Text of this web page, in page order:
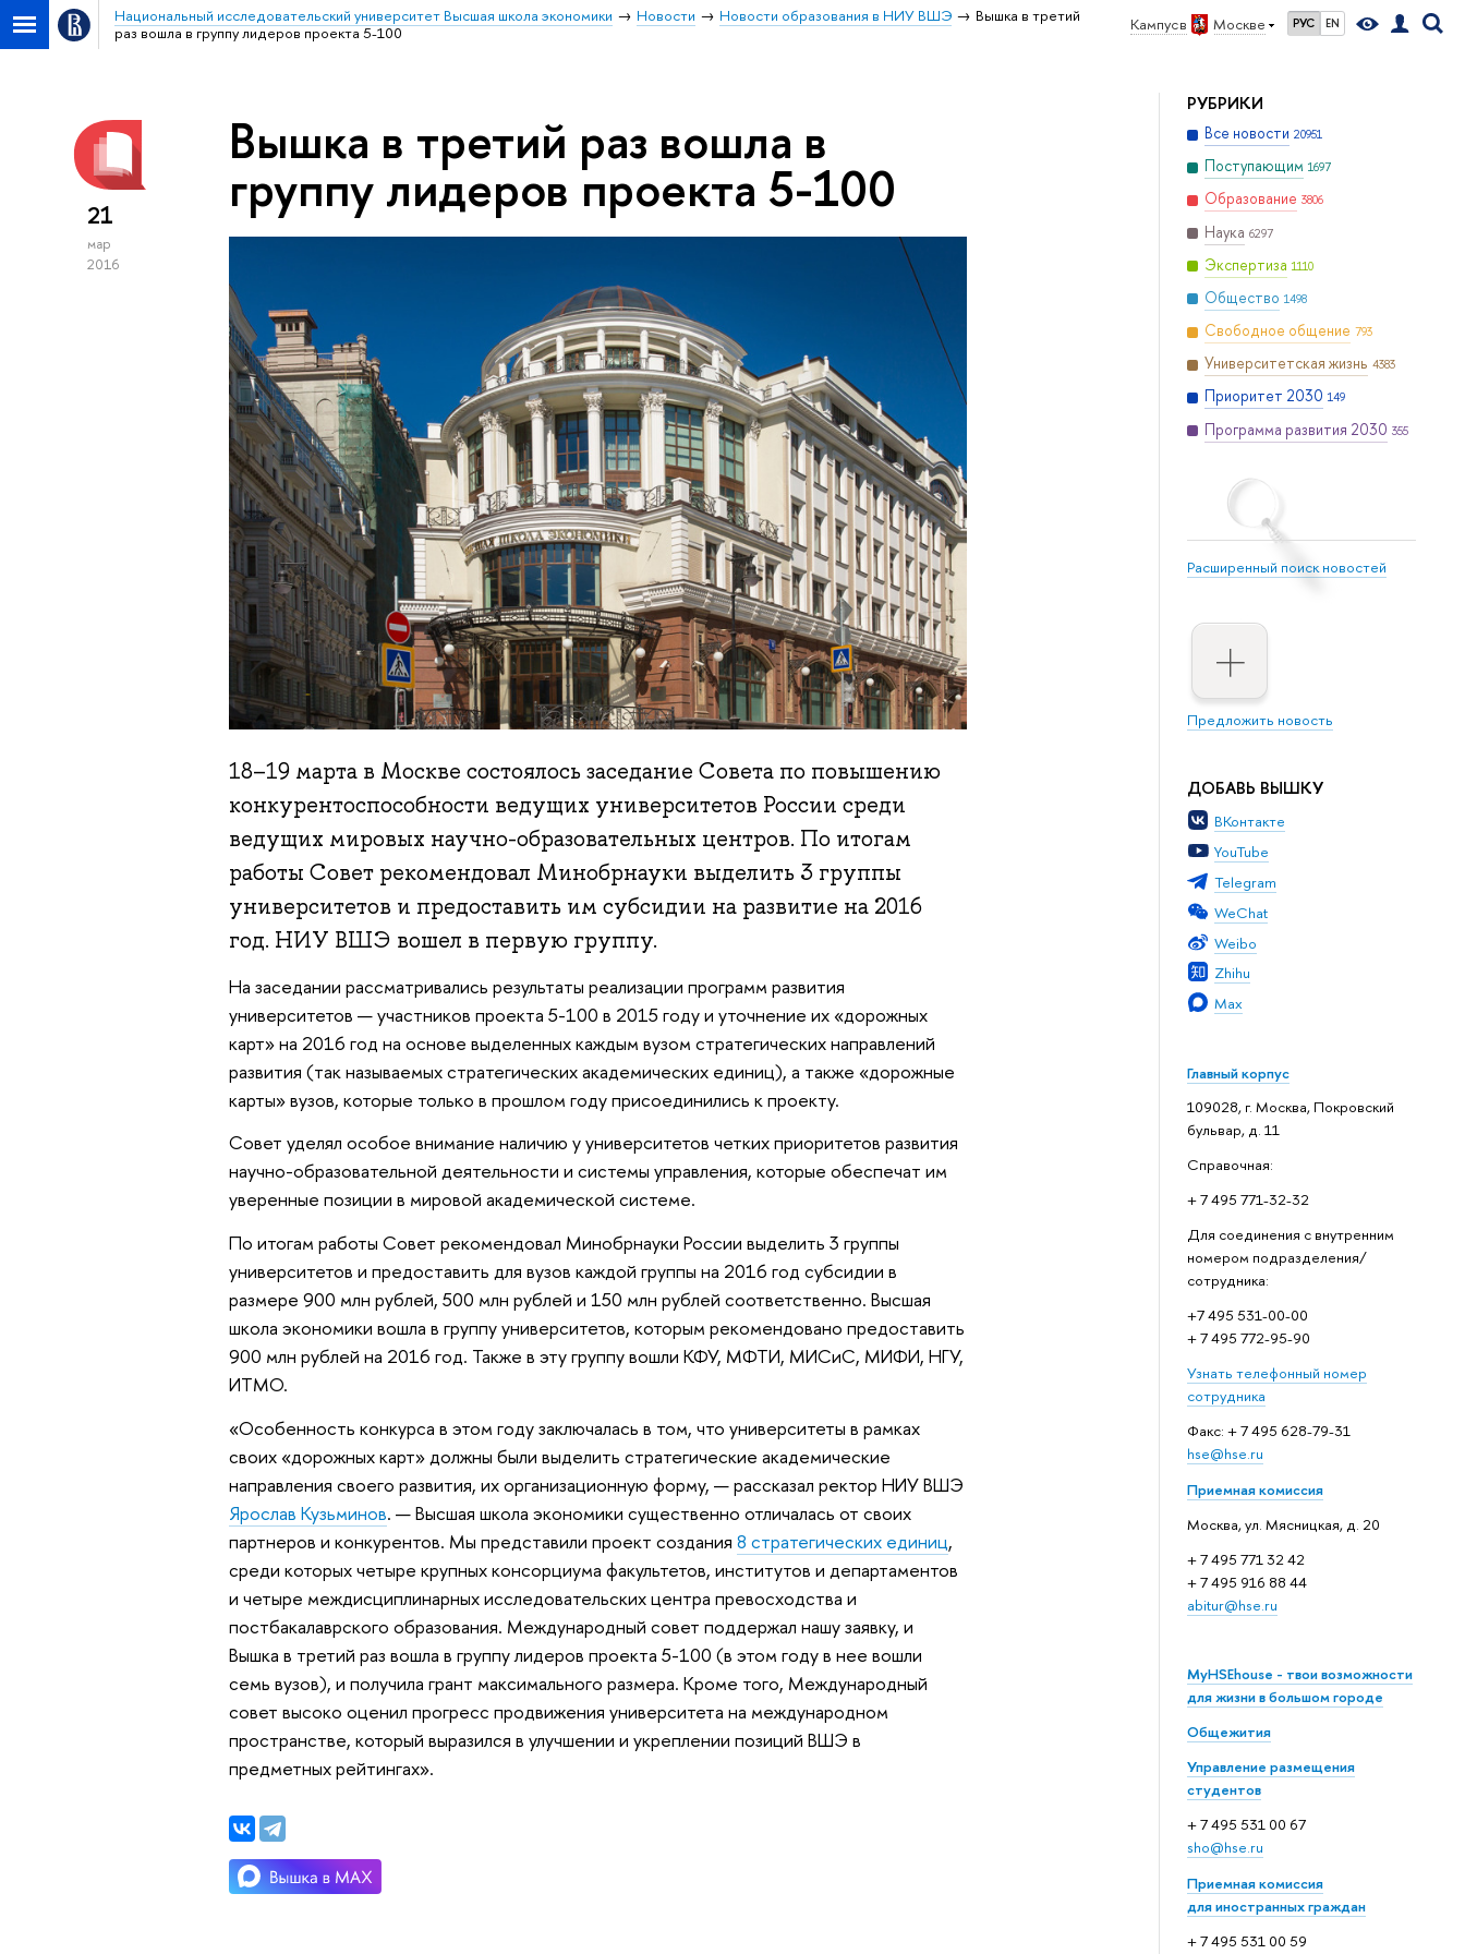
Кампус в Москве РУС EN
Национальный исследовательский университет Высшая школа экономики Новости Новости образования в НИУ ВШЭ
Вышка в третий
раз вошла в группу лидеров проекта 5-100
РУБРИКИ
Все новости 20951
Поступающим 1697
Образование 3806
Наука 6297
Экспертиза 1110
Общество 1498
Свободное общение 793
Университетская жизнь 4383
Приоритет 2030 149
Программа развития 2030 355
Расширенный поиск новостей
Предложить новость
ДОБАВЬ ВЫШКУ
ВКонтакте
YouTube
Telegram
WeChat
Weibo
Zhihu
Max
Главный корпус
109028, г. Москва, Покровский
бульвар, д. 11
Справочная:
+ 7 495 771-32-32
Для соединения с внутренним
номером подразделения/
сотрудника:
+7 495 531-00-00
+ 7 495 772-95-90
Узнать телефонный номер
сотрудника
Факс: + 7 495 628-79-31
hse@hse.ru
Приемная комиссия
Москва, ул. Мясницкая, д. 20
+ 7 495 771 32 42
+ 7 495 916 88 44
abitur@hse.ru
MyHSEhouse - твои возможности
для жизни в большом городе
Общежития
Управление размещения
студентов
+ 7 495 531 00 67
sho@hse.ru
Приемная комиссия
для иностранных граждан
+ 7 495 531 00 59
21
мар
2016
Вышка в третий раз вошла в
группу лидеров проекта 5-100
18–19 марта в Москве состоялось заседание Совета по повышению
конкурентоспособности ведущих университетов России среди
ведущих мировых научно-образовательных центров. По итогам
работы Совет рекомендовал Минобрнауки выделить 3 группы
университетов и предоставить им субсидии на развитие на 2016
год. НИУ ВШЭ вошел в первую группу.
На заседании рассматривались результаты реализации программ развития
университетов — участников проекта 5-100 в 2015 году и уточнение их «дорожных
карт» на 2016 год на основе выделенных каждым вузом стратегических направлений
развития (так называемых стратегических академических единиц), а также «дорожные
карты» вузов, которые только в прошлом году присоединились к проекту.
Совет уделял особое внимание наличию у университетов четких приоритетов развития
научно-образовательной деятельности и системы управления, которые обеспечат им
уверенные позиции в мировой академической системе.
По итогам работы Совет рекомендовал Минобрнауки России выделить 3 группы
университетов и предоставить для вузов каждой группы на 2016 год субсидии в
размере 900 млн рублей, 500 млн рублей и 150 млн рублей соответственно. Высшая
школа экономики вошла в группу университетов, которым рекомендовано предоставить
900 млн рублей на 2016 год. Также в эту группу вошли КФУ, МФТИ, МИСиС, МИФИ, НГУ,
ИТМО.
«Особенность конкурса в этом году заключалась в том, что университеты в рамках
своих «дорожных карт» должны были выделить стратегические академические
направления своего развития, их организационную форму, — рассказал ректор НИУ ВШЭ
Ярослав Кузьминов. — Высшая школа экономики существенно отличалась от своих
партнеров и конкурентов. Мы представили проект создания 8 стратегических единиц,
среди которых четыре крупных консорциума факультетов, институтов и департаментов
и четыре междисциплинарных исследовательских центра превосходства и
постбакалаврского образования. Международный совет поддержал нашу заявку, и
Вышка в третий раз вошла в группу лидеров проекта 5-100 (в этом году в нее вошли
семь вузов), и получила грант максимального размера. Кроме того, Международный
совет высоко оценил прогресс продвижения университета на международном
пространстве, который выразился в улучшении и укреплении позиций ВШЭ в
предметных рейтингах».